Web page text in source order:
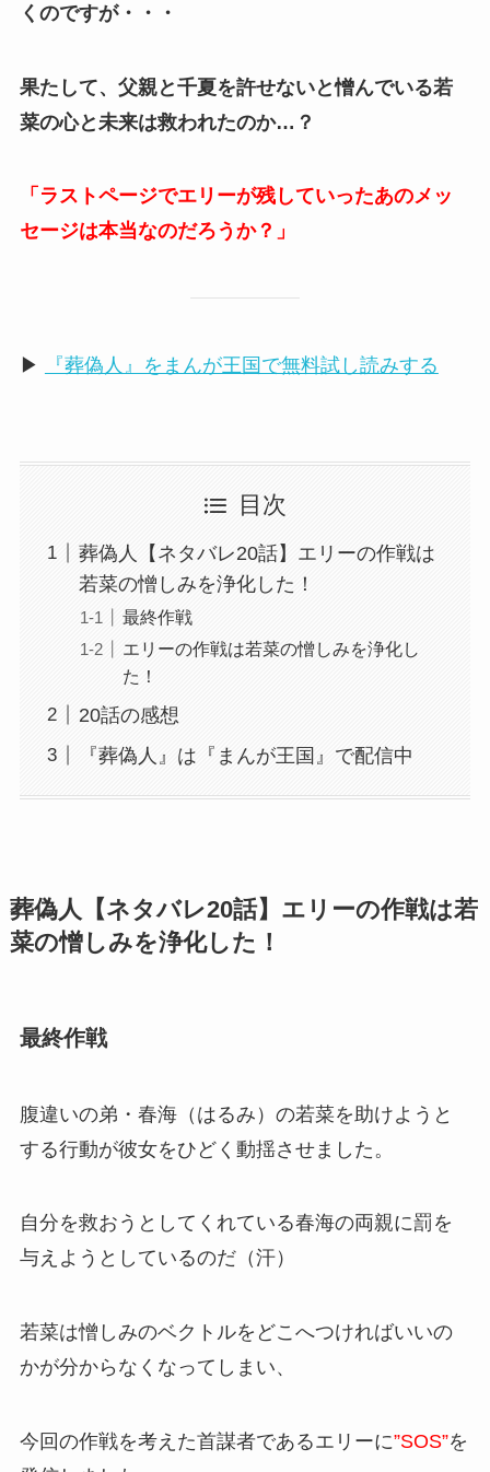
くのですが・・・
果たして、父親と千夏を許せないと憎んでいる若
菜の心と未来は救われたのか…？
「ラストページでエリーが残していったあのメッ
セージは本当なのだろうか？」
▶ 『葬偽人』をまんが王国で無料試し読みする
目次
葬偽人【ネタバレ20話】エリーの作戦は
若菜の憎しみを浄化した！
最終作戦
エリーの作戦は若菜の憎しみを浄化し
た！
20話の感想
『葬偽人』は『まんが王国』で配信中
葬偽人【ネタバレ20話】エリーの作戦は若
菜の憎しみを浄化した！
最終作戦
腹違いの弟・春海（はるみ）の若菜を助けようと
する行動が彼女をひどく動揺させました。
自分を救おうとしてくれている春海の両親に罰を
与えようとしているのだ（汗）
若菜は憎しみのベクトルをどこへつければいいの
かが分からなくなってしまい、
今回の作戦を考えた首謀者であるエリーに”SOS”を